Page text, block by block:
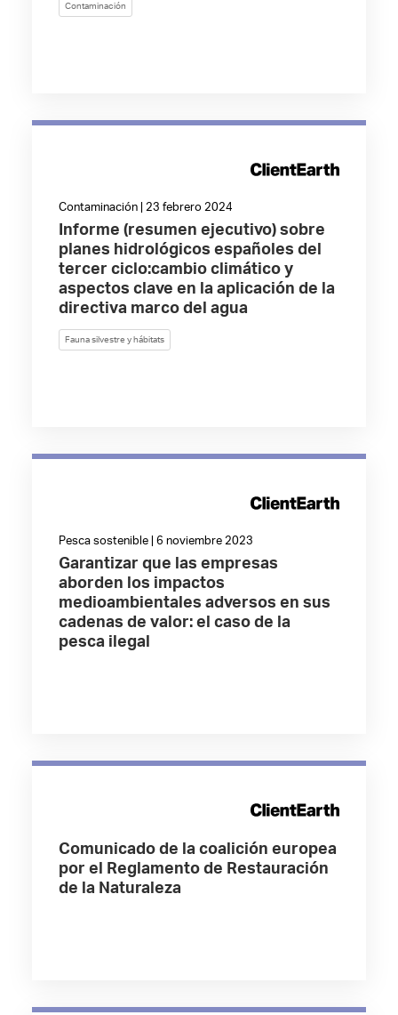
Contaminación
Contaminación | 23 febrero 2024
Informe (resumen ejecutivo) sobre
planes hidrológicos españoles del
tercer ciclo:cambio climático y
aspectos clave en la aplicación de la
directiva marco del agua
Fauna silvestre y hábitats
Pesca sostenible | 6 noviembre 2023
Garantizar que las empresas
aborden los impactos
medioambientales adversos en sus
cadenas de valor: el caso de la
pesca ilegal
Comunicado de la coalición europea
por el Reglamento de Restauración
de la Naturaleza